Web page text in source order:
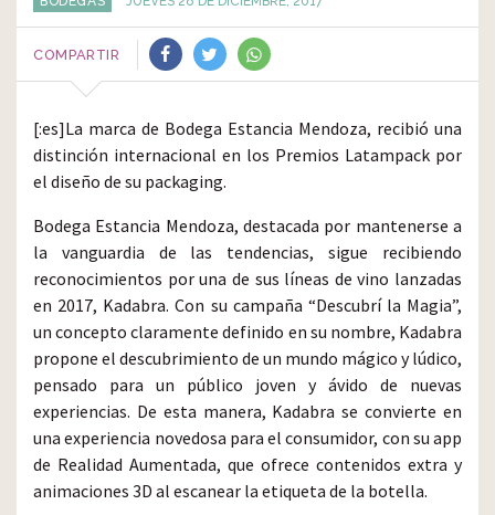
COMPARTIR
[:es]La marca de Bodega Estancia Mendoza, recibió una
distinción internacional en los Premios Latampack por
el diseño de su packaging.
Bodega Estancia Mendoza, destacada por mantenerse a
la vanguardia de las tendencias, sigue recibiendo
reconocimientos por una de sus líneas de vino lanzadas
en 2017, Kadabra. Con su campaña “Descubrí la Magia”,
un concepto claramente definido en su nombre, Kadabra
propone el descubrimiento de un mundo mágico y lúdico,
pensado para un público joven y ávido de nuevas
experiencias. De esta manera, Kadabra se convierte en
una experiencia novedosa para el consumidor, con su app
de Realidad Aumentada, que ofrece contenidos extra y
animaciones 3D al escanear la etiqueta de la botella.